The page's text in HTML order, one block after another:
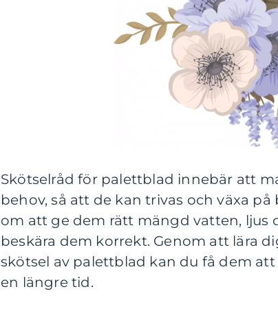
Skötselråd för palettblad innebär att
behov, så att de kan trivas och växa
om att ge dem rätt mängd vatten, ljus
beskära dem korrekt. Genom att lära
skötsel av palettblad kan du få dem
en längre tid.